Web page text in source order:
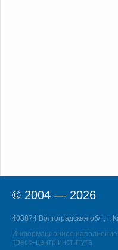
© 2004 — 2026
403874 Волгоградская обл.,
Информационное наполнение:
пресс–центр института